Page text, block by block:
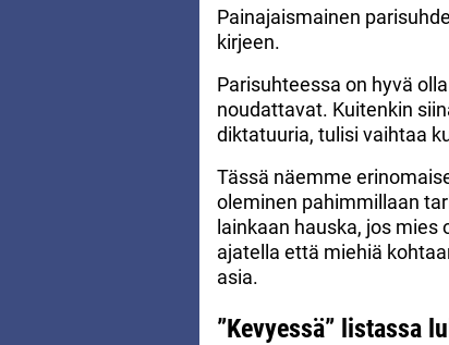
Painajaismainen
kirjeen.
Parisuhteessa on hyvä
noudattavat. Kuitenkin
diktatuuria, tulisi vaihtaa
Tässä näemme
oleminen pahimmillaan
lainkaan hauska, jos
ajatella että miehiä
asia.
”Kevyessä” listassa